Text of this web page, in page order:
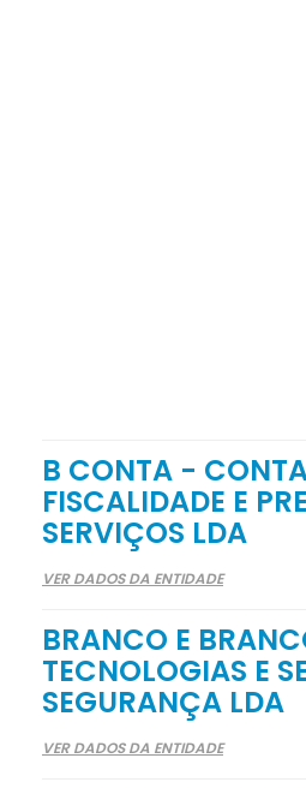
B CONTA -
FISCALIDADE E
SERVIÇOS LDA
VER DADOS DA ENTIDADE
BRANCO E
TECNOLOGIAS E
SEGURANÇA LDA
VER DADOS DA ENTIDADE